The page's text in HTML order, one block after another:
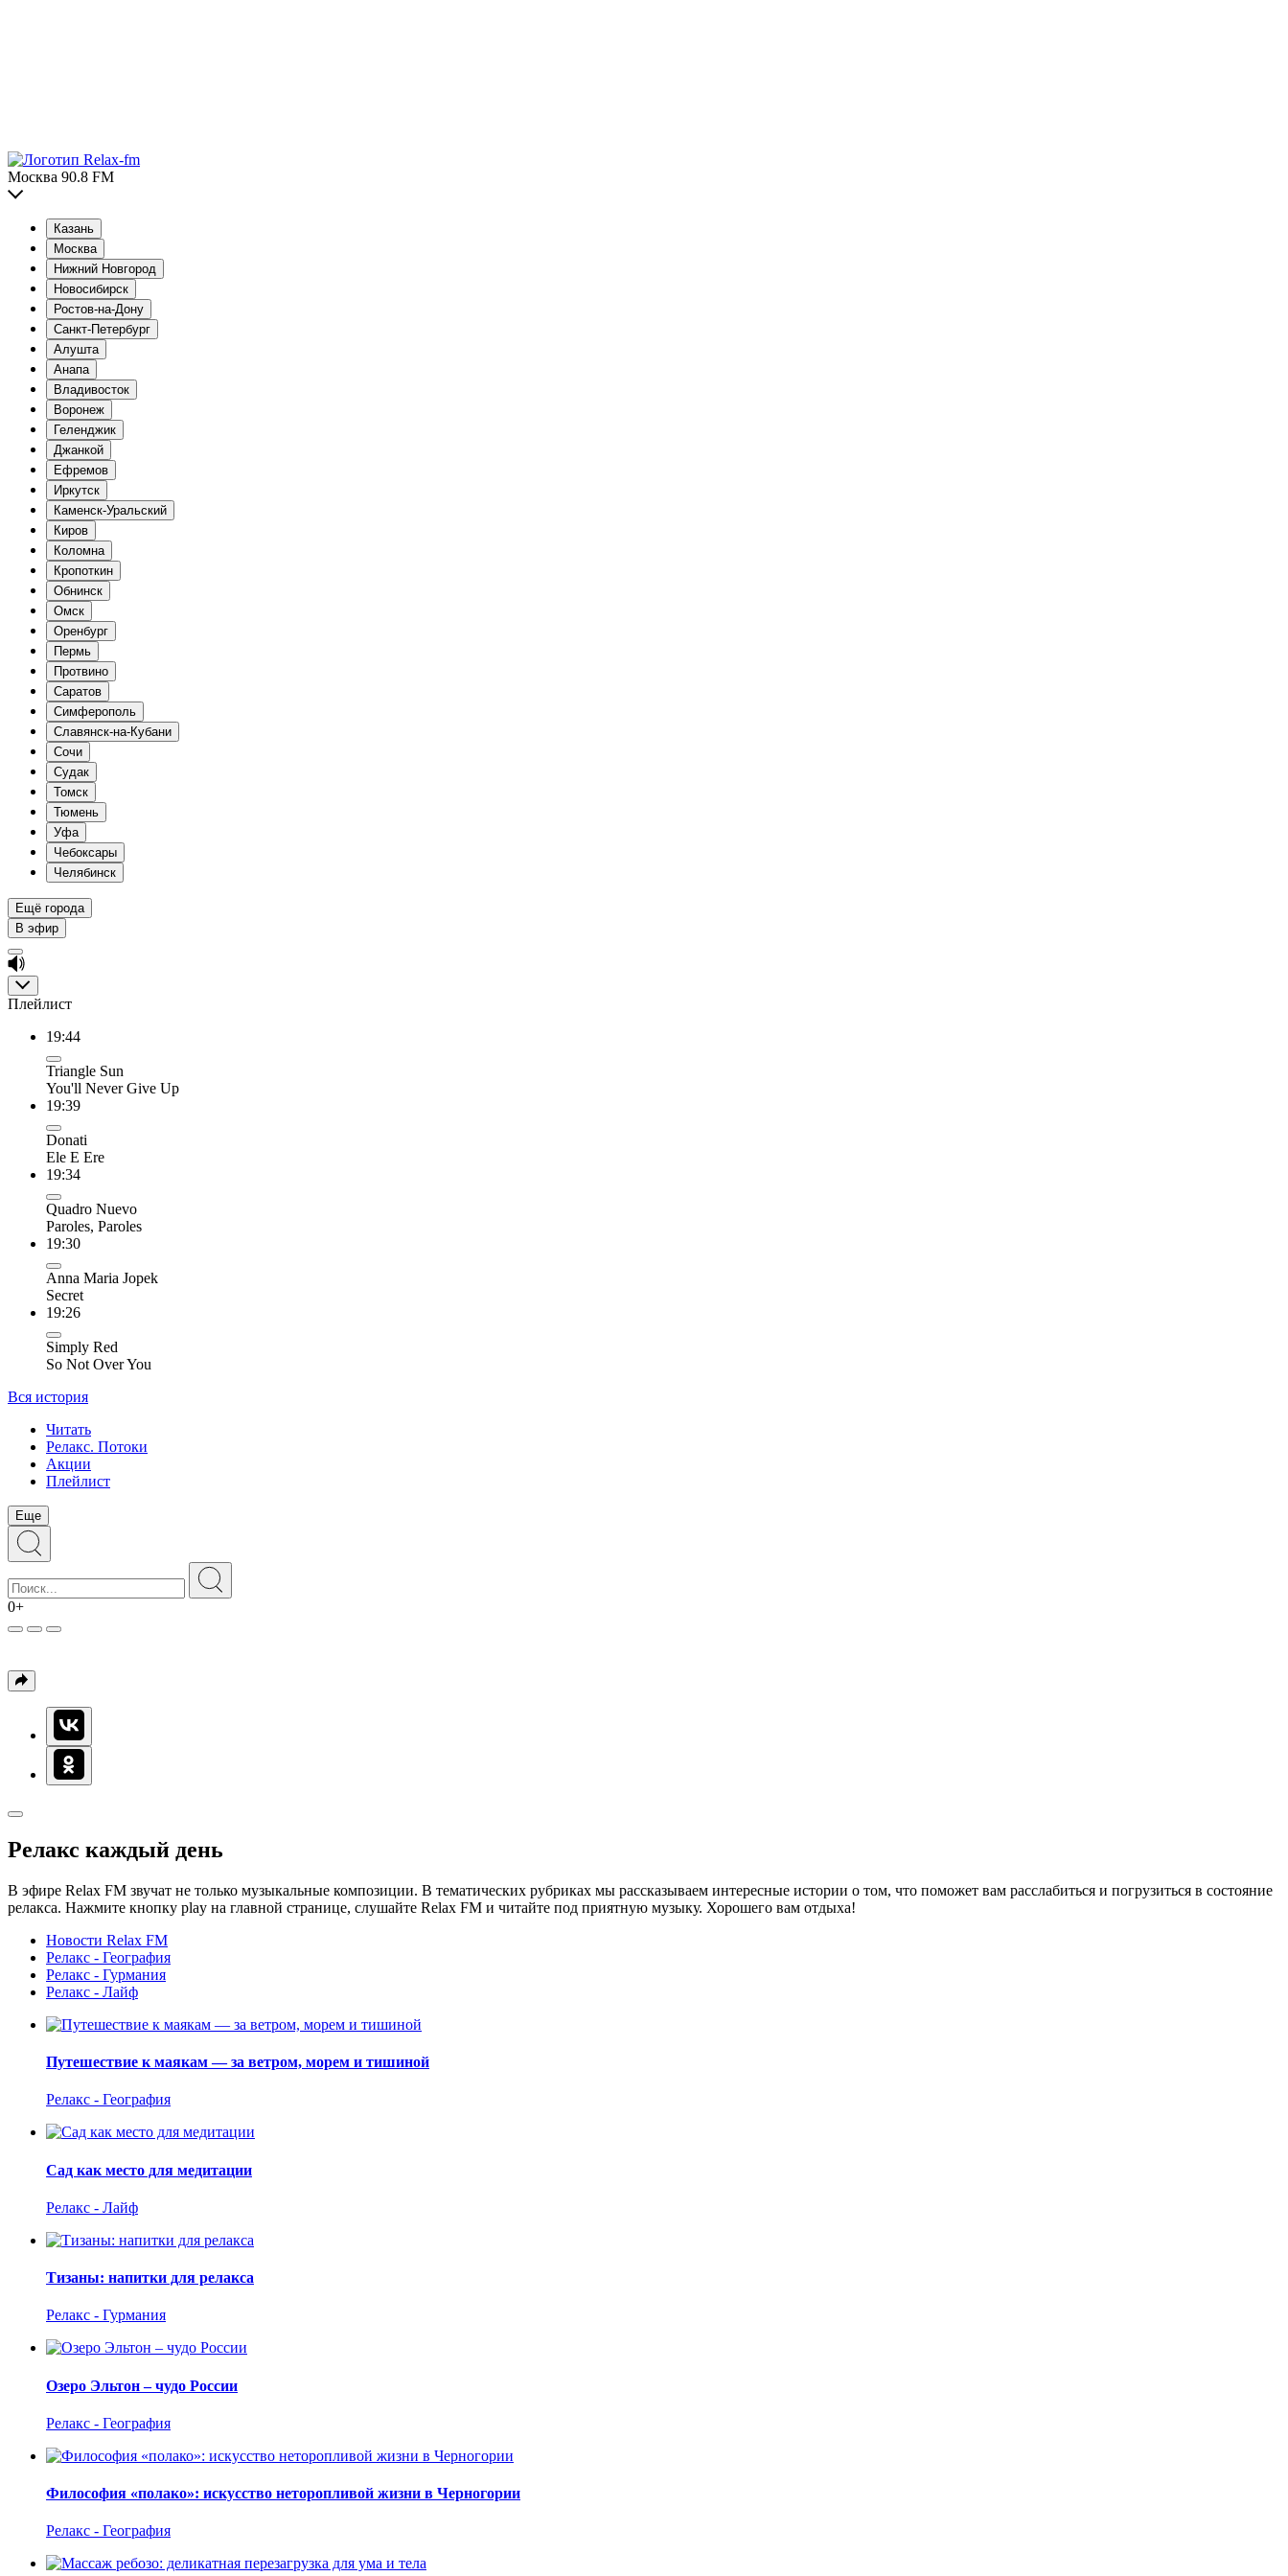
Москва 90.8 FM
Казань
Москва
Нижний Новгород
Новосибирск
Ростов-на-Дону
Санкт-Петербург
Алушта
Анапа
Владивосток
Воронеж
Геленджик
Джанкой
Ефремов
Иркутск
Каменск-Уральский
Киров
Коломна
Кропоткин
Обнинск
Омск
Оренбург
Пермь
Протвино
Саратов
Симферополь
Славянск-на-Кубани
Сочи
Судак
Томск
Тюмень
Уфа
Чебоксары
Челябинск
Ещё города
В эфир
Плейлист
19:44
Triangle Sun
You'll Never Give Up
19:39
Donati
Ele E Ere
19:34
Quadro Nuevo
Paroles, Paroles
19:30
Anna Maria Jopek
Secret
19:26
Simply Red
So Not Over You
Вся история
Читать
Релакс. Потоки
Акции
Плейлист
Еще
0+
Релакс каждый день
В эфире Relax FM звучат не только музыкальные композиции. В тематических рубриках мы рассказываем интересные истории о том, что поможет вам расслабиться и погрузиться в состояние
релакса. Нажмите кнопку play на главной странице, слушайте Relax FM и читайте под приятную музыку. Хорошего вам отдыха!
Новости Relax FM
Релакс - География
Релакс - Гурмания
Релакс - Лайф
Путешествие к маякам — за ветром, морем и тишиной
Релакс - География
Сад как место для медитации
Релакс - Лайф
Тизаны: напитки для релакса
Релакс - Гурмания
Озеро Эльтон – чудо России
Релакс - География
Философия «полако»: искусство неторопливой жизни в Черногории
Релакс - География